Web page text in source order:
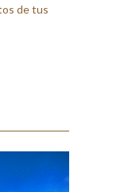
de tus